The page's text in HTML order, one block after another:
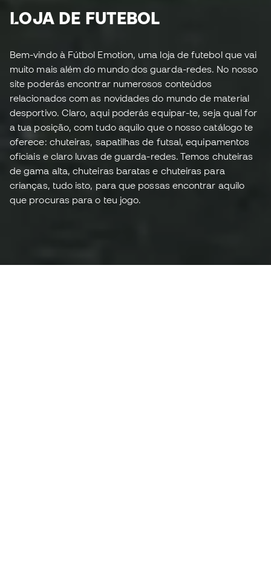
LOJA DE FUTEBOL
Bem-vindo à Fútbol Emotion, uma loja de futebol que vai
muito mais além do mundo dos guarda-redes. No nosso
site poderás encontrar numerosos conteúdos
relacionados com as novidades do mundo de material
desportivo. Claro, aqui poderás equipar-te, seja qual for
a tua posição, com tudo aquilo que o nosso catálogo te
oferece: chuteiras, sapatilhas de futsal, equipamentos
oficiais e claro luvas de guarda-redes. Temos chuteiras
de gama alta, chuteiras baratas e chuteiras para
crianças, tudo isto, para que possas encontrar aquilo
que procuras para o teu jogo.